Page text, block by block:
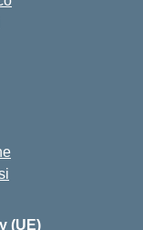
(UE)